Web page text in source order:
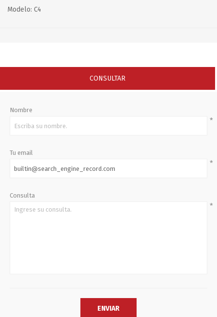
Modelo: C4
CONSULTAR
Nombre
*
Tu email
*
Consulta
*